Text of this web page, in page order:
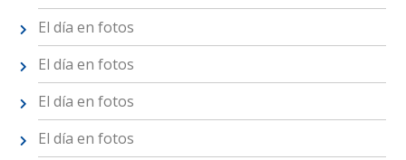
El día en fotos
El día en fotos
El día en fotos
El día en fotos